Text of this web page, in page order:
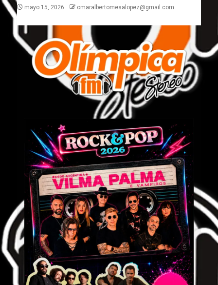
mayo 15, 2026 omaralbertomesalopez@gmail.com